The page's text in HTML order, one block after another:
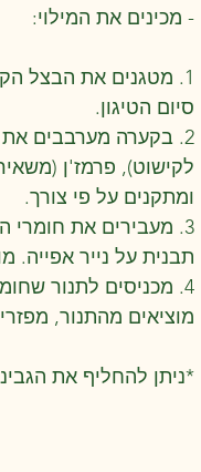
- מכינים את המילוי:
1. מטגנים את הבצל
סיום הטיגון.
2. בקערה מערבבים
לקישוט), פרמז'ן
ומתקנים על פי צורך.
3. מעבירים את
תבנית על נייר אפייה.
4. מכניסים לתנור שחומם מראש ל 175 מעלות. אופים כחצי שעה או עד שהגמצוצים הופכים זהובים.
מוציאים מהתנור,
*ניתן להחליף את